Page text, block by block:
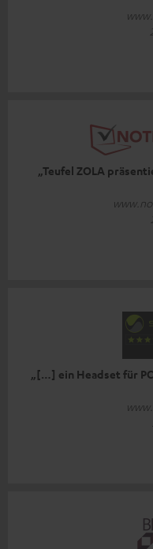
„Teufel ZOLA
„[…] ein Headset für